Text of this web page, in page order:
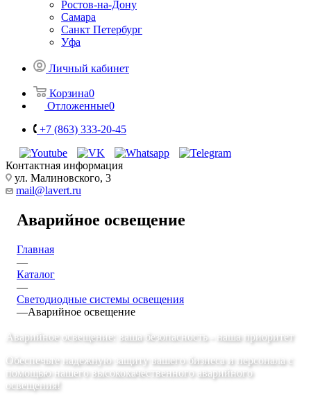
Ростов-на-Дону
Самара
Санкт Петербург
Уфа
Личный кабинет
Корзина0
Отложенные0
+7 (863) 333-20-45
Контактная информация
ул. Малиновского, 3
mail@lavert.ru
Аварийное освещение
Главная
—
Каталог
—
Светодиодные системы освещения
—Аварийное освещение
Аварийное освещение: ваша безопасность - наша приоритет
Обеспечьте надежную защиту вашего бизнеса и персонала с
помощью нашего высококачественного аварийного
освещения!